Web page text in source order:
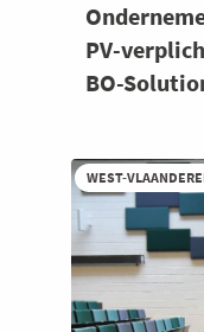
PV-
BO-
WEST-